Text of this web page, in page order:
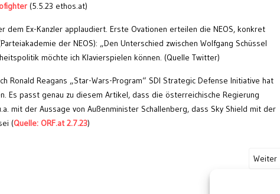
(5.5.23 ethos.at)
dem Ex-Kanzler applaudiert. Erste Ovationen erteilen die NEOS, konkret
der NEOS): „Den Unterschied zwischen Wolfgang Schüssel
möchte ich Klavierspielen können. (Quelle Twitter)
Ronald Reagans „Star-Wars-Program“ SDI Strategic Defense Initiative hat
Es passt genau zu diesem Artikel, dass die österreichische Regierung
mit der Aussage von Außenminister Schallenberg, dass Sky Shield mit der
(Quelle: ORF.at 2.7.23)
Weiter